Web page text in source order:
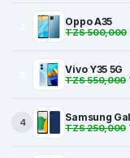
Oppo A35
TZS 500,000
Vivo Y35 5G
TZS 550,000
4 Samsung
TZS 250,000